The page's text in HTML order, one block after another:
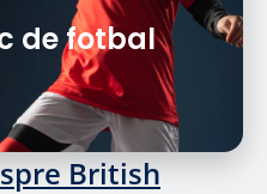
de fotbal
British